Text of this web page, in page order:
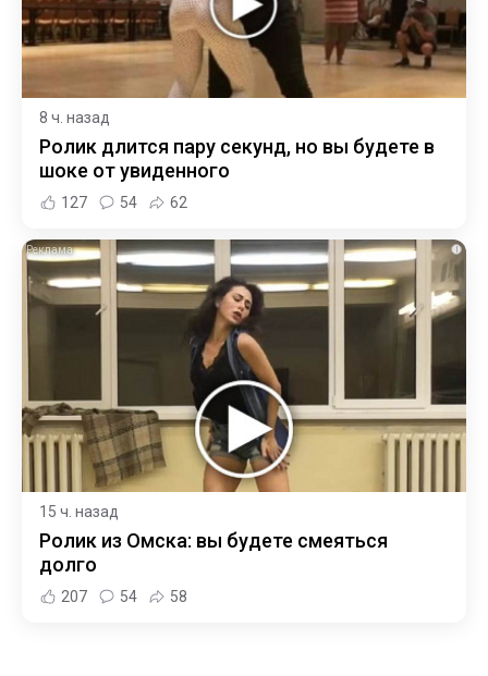
8 ч. назад
Ролик длится пару секунд, но вы будете в
шоке от увиденного
127 54 62
i
15 ч. назад
Ролик из Омска: вы будете смеяться
долго
207 54 58